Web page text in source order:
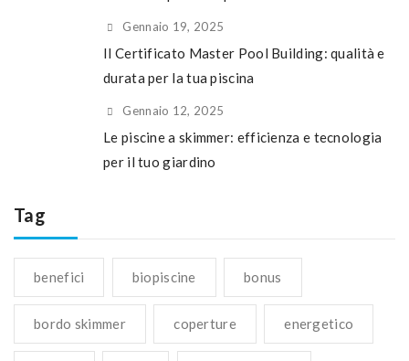
Gennaio 19, 2025
Il Certificato Master Pool Building: qualità e
durata per la tua piscina
Gennaio 12, 2025
Le piscine a skimmer: efficienza e tecnologia
per il tuo giardino
Tag
benefici biopiscine bonus
bordo skimmer coperture energetico